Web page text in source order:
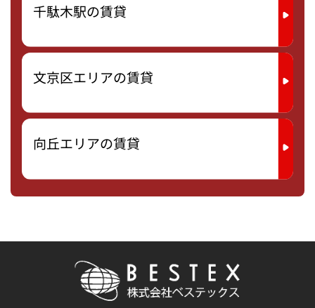
千駄木駅の賃貸
文京区エリアの賃貸
向丘エリアの賃貸